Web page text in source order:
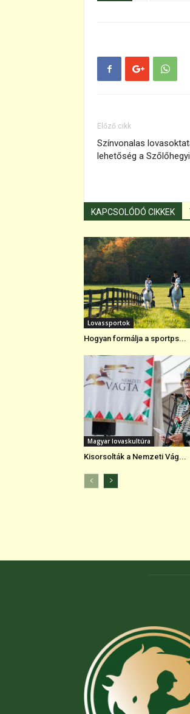
Előző cikk
Színvonalas
lehetőség a
KAPCSOLÓDÓ CIKKEK
Lovassportok
Hogyan formálja a sportps...
Magyar lovaskultúra
Kisorsolták a Nemzeti Vág...